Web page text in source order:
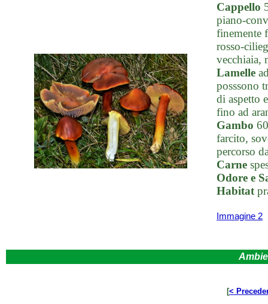
Cappello
piano-
finemente
rosso-
vecchiaia,
Lamelle
posssono
di aspetto
fino ad
Gambo
farcito,
percorso
Carne
Odore e
Habitat
Immagine 2
[<